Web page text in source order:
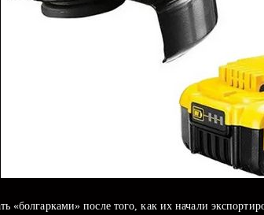
«болгарками» после того, как их начали